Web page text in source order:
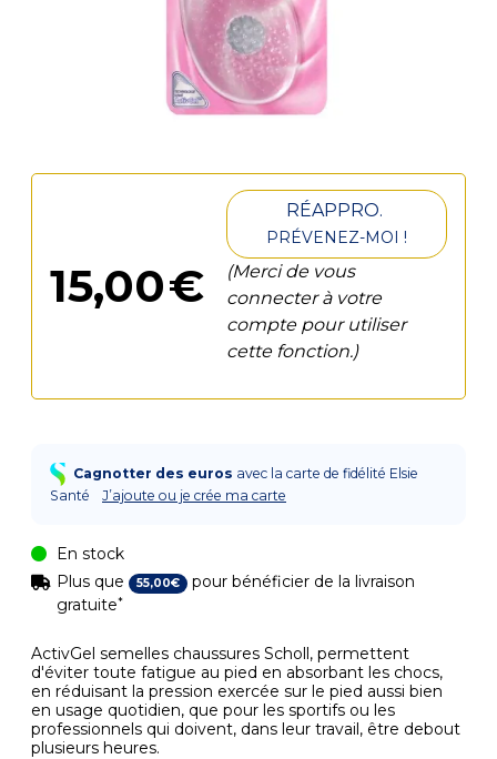
ActivGel semelles chaussures Scholl, permettent
d'éviter toute fatigue au pied en absorbant les chocs,
en réduisant la pression exercée sur le pied aussi bien
en usage quotidien, que pour les sportifs ou les
professionnels qui doivent, dans leur travail, être debout
plusieurs heures.
15,00€
RÉAPPRO.
PRÉVENEZ-MOI !
(Merci de vous
connecter à votre
compte pour utiliser
cette fonction.)
Cagnotter des euros avec la carte de fidélité Elsie
Santé
J’ajoute ou je crée ma carte
En stock
Plus que
55,00€ pour bénéficier de la livraison
gratuite*